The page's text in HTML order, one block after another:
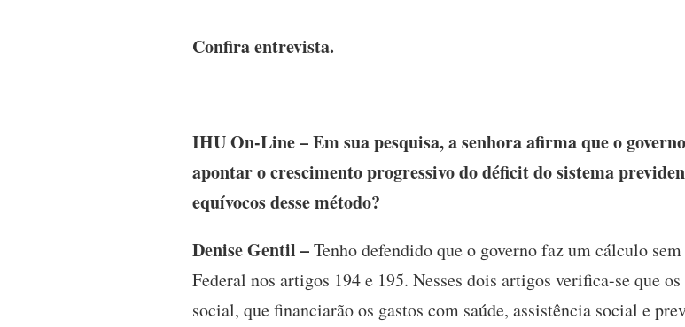
Confira entrevista.
IHU On-Line – Em sua pesquisa, a senhora afirma que o
apontar o crescimento progressivo do déficit do sistema
equívocos desse método?
Denise Gentil –Tenho defendido que o governo faz um cálculo
Federal nos artigos 194 e 195. Nesses dois artigos verifica-se que
social, que financiarão os gastos com saúde, assistência social e